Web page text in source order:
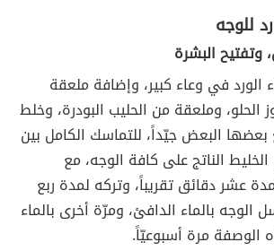
للوجه
البشرة
الورد في وعاء كبير، وإضافة ملعقة
الحلو، وملعقة من الحليب البودرة، وخلط
البعض جيّداً، للتماسك الكامل بين
الناتج على كافة الوجه، مع
عشر دقائق تقريباً، وتركه لمدة ربع
بالماء الدافئ، ومرّة أخرى بالماء
الوصفة مرة أسبوعيّاً.